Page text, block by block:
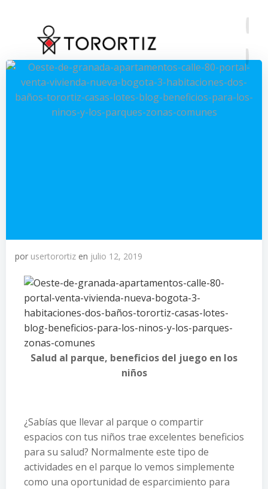
contenido
por usertorortiz en julio 12, 2019
Salud al parque, beneficios del juego en los
niños
¿Sabías que llevar al parque o compartir
espacios con tus niños trae excelentes beneficios
para su salud? Normalmente este tipo de
actividades en el parque lo vemos simplemente
como una oportunidad de esparcimiento para